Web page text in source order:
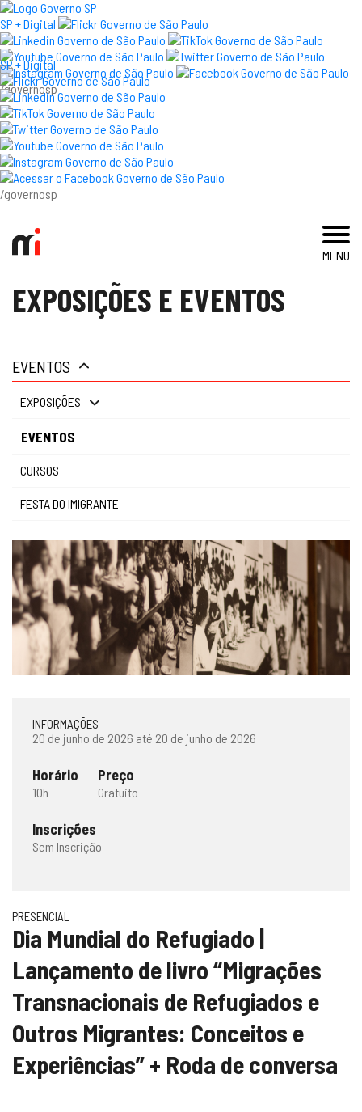
SP + Digital
/governosp
SP + Digital
/governosp
MENU
×
visite
exposições e eventos
acervo e pesquisa
museu
gestão
EXPOSIÇÕES E EVENTOS
EVENTOS
EXPOSIÇÕES
EVENTOS
CURSOS
FESTA DO IMIGRANTE
INFORMAÇÕES
20 de junho de 2026 até 20 de junho de 2026
Horário
10h
Preço
Gratuito
Inscrições
Sem Inscrição
PRESENCIAL
Dia Mundial do Refugiado |
Lançamento de livro “Migrações
Transnacionais de Refugiados e
Outros Migrantes: Conceitos e
Experiências” + Roda de conversa